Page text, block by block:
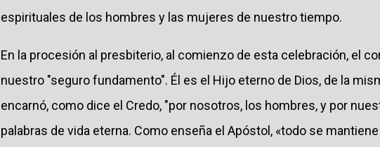
espirituales de los hombres y las mujeres de nuestro tiempo.
En la procesión al presbiterio, al comienzo de esta celebración, el
nuestro "seguro fundamento". Él es el Hijo eterno de Dios, de la
encarnó, como dice el Credo, "por nosotros, los hombres, y por
palabras de vida eterna. Como enseña el Apóstol, «todo se